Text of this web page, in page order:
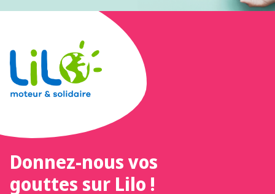
Donnez-nous vos
gouttes sur Lilo !